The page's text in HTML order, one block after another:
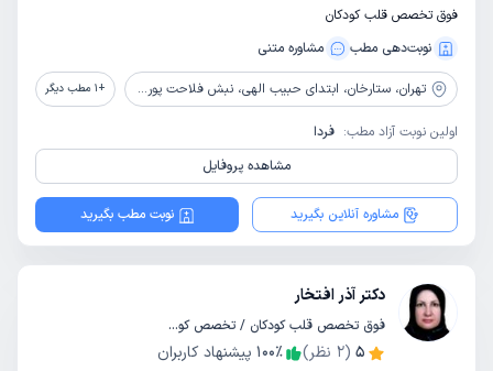
فوق تخصص قلب کودکان
نوبت‌دهی مطب
مشاوره‌ متنی
تهران، ستارخان، ابتدای حبیب الهی، نبش فلاحت پور، پلاک 48، طبقه 2 +
1 مطب دیگر
اولین نوبت آزاد مطب: فردا
مشاهده پروفایل
مشاوره آنلاین بگیرید نوبت مطب بگیرید
دکتر آذر افتخار
فوق تخصص قلب کودکان / تخصص کودکان و اطفال
5
(
2 نظر) 100٪
پیشنهاد کاربران